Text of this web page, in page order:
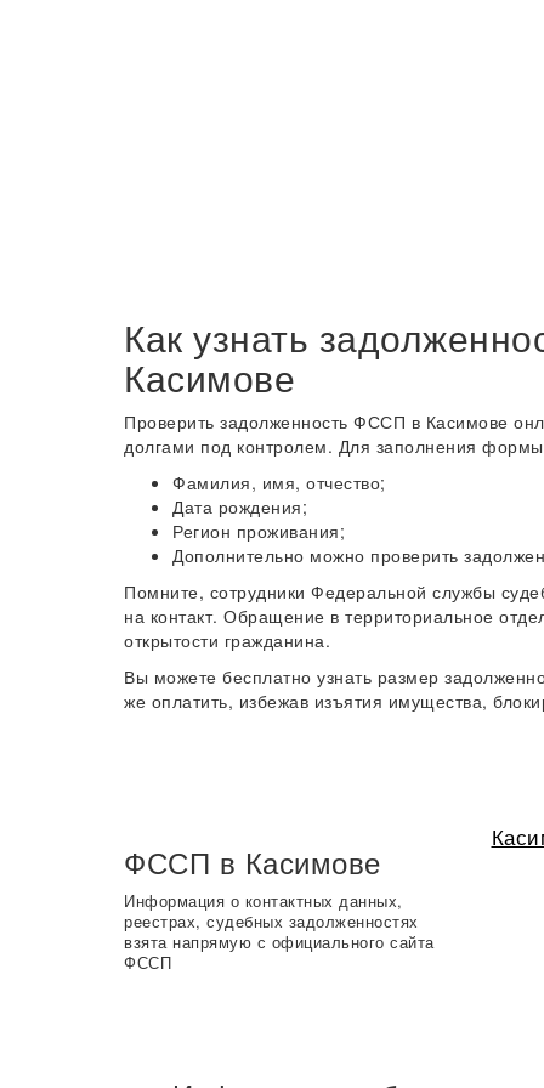
Как узнать
Касимове
Проверить задолженность ФССП в Касимове
долгами под контролем. Для заполнения
Фамилия, имя, отчество;
Дата рождения;
Регион проживания;
Дополнительно можно проверить
Помните, сотрудники Федеральной службы
на контакт. Обращение в территориальное
открытости гражданина.
Вы можете бесплатно узнать размер
же оплатить, избежав изъятия имущества,
ФССП в Касимове
Информация о контактных данных,
реестрах, судебных задолженностях
взята напрямую с официального сайта
ФССП